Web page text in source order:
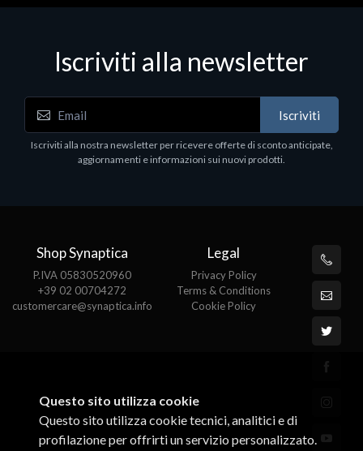
Iscriviti alla newsletter
Iscriviti
Iscriviti alla nostra newsletter per ricevere offerte di sconto anticipate,
aggiornamenti e informazioni sui nuovi prodotti.
Shop Synaptica
P.IVA 05830520960
+39 02 00704272
customercare@synaptica.info
Legal
Privacy Policy
Terms & Conditions
Cookie Policy
Questo sito utilizza cookie
Questo sito utilizza cookie tecnici, analitici e di
profilazione per offrirti un servizio personalizzato.